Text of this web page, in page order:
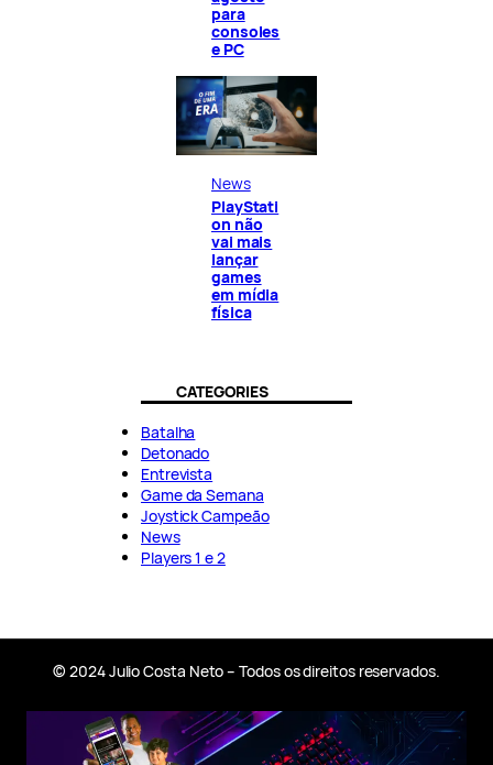
para
consoles
e PC
News
PlayStati
on não
vai mais
lançar
games
em mídia
física
CATEGORIES
Batalha
Detonado
Entrevista
Game da Semana
Joystick Campeão
News
Players 1 e 2
© 2024 Julio Costa Neto – Todos os direitos reservados.